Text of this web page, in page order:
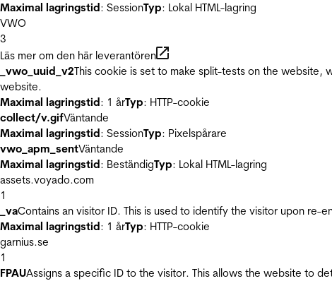
Maximal lagringstid: SessionTyp: Lokal HTML-lagring
VWO
3
Läs mer om den här leverantören
_vwo_uuid_v2This cookie is set to make split-tests on the website,
website.
Maximal lagringstid: 1 årTyp: HTTP-cookie
collect/v.gifVäntande
Maximal lagringstid: SessionTyp: Pixelspårare
vwo_apm_sentVäntande
Maximal lagringstid: BeständigTyp: Lokal HTML-lagring
assets.voyado.com
1
_vaContains an visitor ID. This is used to identify the visitor upon re-
Maximal lagringstid: 1 årTyp: HTTP-cookie
garnius.se
1
FPAUAssigns a specific ID to the visitor. This allows the website to